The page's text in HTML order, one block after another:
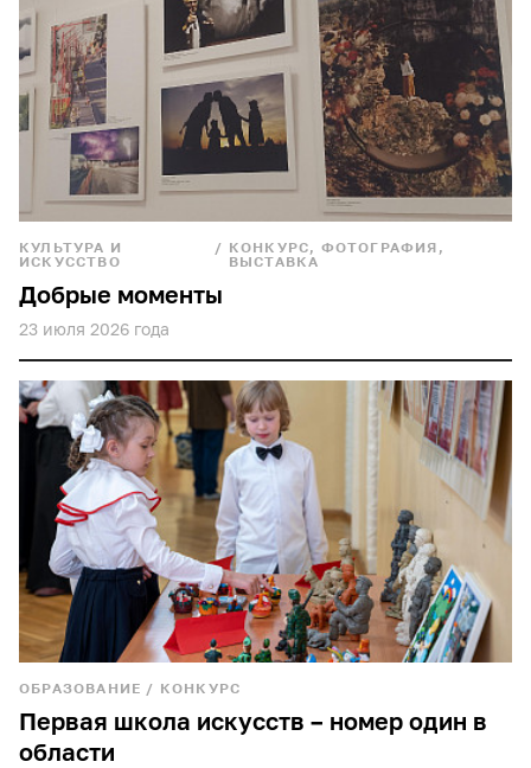
КУЛЬТУРА И
ИСКУССТВО
/ КОНКУРС, ФОТОГРАФИЯ,
ВЫСТАВКА
Добрые моменты
23 июля 2026 года
ОБРАЗОВАНИЕ / КОНКУРС
Первая школа искусств – номер один в
области